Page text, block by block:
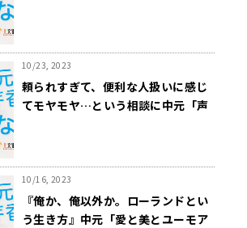
10/23, 2023
頼られすぎて、便利な人扱いに感じ
てモヤモヤ…という相談に中元「声
10/16, 2023
『俺か、俺以外か。ローランドとい
う生き方』中元「愛と美とユーモア